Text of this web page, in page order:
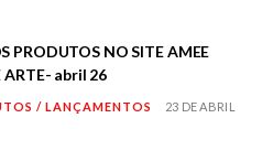
PRODUTOS NO SITE AMEE
ARTE- abril 26
/ LANÇAMENTOS
23 DE ABRIL